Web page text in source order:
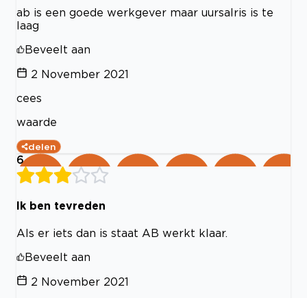
ab is een goede werkgever maar uursalris is te
laag
Beveelt aan
2 November 2021
cees
waarde
delen
6
Ik ben tevreden
Als er iets dan is staat AB werkt klaar.
Beveelt aan
2 November 2021